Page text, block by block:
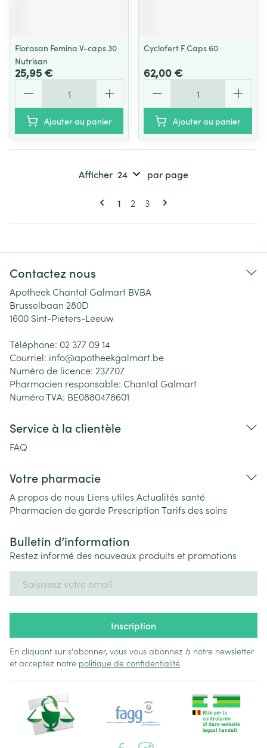
Florasan Femina V-caps 30
Nutrisan
25,95 €
Ajouter au panier
Cyclofert F Caps 60
62,00 €
Ajouter au panier
Pages
Vous lisez actuellement la page
1 Page
2 Page
3
Afficher par page
Contactez nous
Apotheek Chantal Galmart BVBA
Brusselbaan 280D
1600 Sint-Pieters-Leeuw
Téléphone: 02 377 09 14
Courriel: info@apotheekgalmart.be
Numéro de licence: 237707
Pharmacien responsable: Chantal Galmart
Numéro TVA: BE0880478601
Service à la clientèle
FAQ
Votre pharmacie
A propos de nous Liens utiles Actualités santé
Pharmacien de garde PrescriptionTarifs des soins
Bulletin d’information
Restez informé des nouveaux produits et promotions
Inscription
En cliquant sur s'abonner, vous vous abonnez à notre newsletter
et acceptez notre politique de confidentialité.